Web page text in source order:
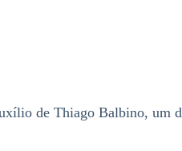
de Thiago Balbino, um